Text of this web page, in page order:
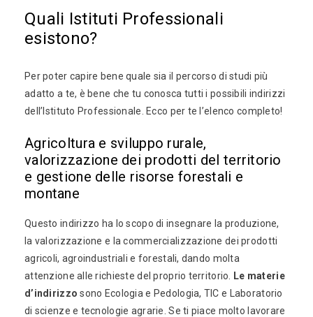
Quali Istituti Professionali
esistono?
Per poter capire bene quale sia il percorso di studi più
adatto a te, è bene che tu conosca tutti i possibili indirizzi
dell’Istituto Professionale. Ecco per te l’elenco completo!
Agricoltura e sviluppo rurale,
valorizzazione dei prodotti del territorio
e gestione delle risorse forestali e
montane
Questo indirizzo ha lo scopo di insegnare la produzione,
la valorizzazione e la commercializzazione dei prodotti
agricoli, agroindustriali e forestali, dando molta
attenzione alle richieste del proprio territorio. Le materie
d’indirizzo sono Ecologia e Pedologia, TIC e Laboratorio
di scienze e tecnologie agrarie. Se ti piace molto lavorare